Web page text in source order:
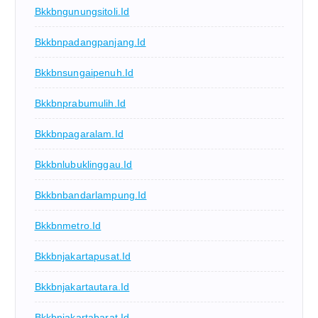
Bkkbngunungsitoli.id
Bkkbnpadangpanjang.id
Bkkbnsungaipenuh.id
Bkkbnprabumulih.id
Bkkbnpagaralam.id
Bkkbnlubuklinggau.id
Bkkbnbandarlampung.id
Bkkbnmetro.id
Bkkbnjakartapusat.id
Bkkbnjakartautara.id